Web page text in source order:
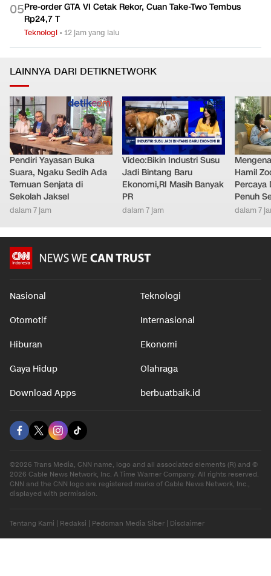
05Pre-order GTA VI Cetak Rekor, Cuan Take-Two Tembus
Rp24,7 T
Teknologi •12 jam yang lalu
LAINNYA DARI DETIKNETWORK
Pendiri Yayasan Buka
Suara, Ngaku Sedih Ada
Temuan Senjata di
Sekolah Jaksel
dalam 7 jam
Video:Bikin Industri Susu
Jadi Bintang Baru
Ekonomi,RI Masih Banyak
PR
dalam 7 jam
Hamil
Percaya
Penuh
dalam 7
Nasional Teknologi
Otomotif Internasional
Hiburan Ekonomi
Gaya Hidup Olahraga
Download Apps berbuatbaik.id
©2026 Trans Media, CNN name, logo and all associated elements (R) and ©
2026 Cable News Network, Inc. A Time Warner Company. All rights reserved.
CNN and the CNN logo are registered marks of Cable News Network, Inc.,
displayed with permission.
Tentang Kami | Redaksi | Pedoman Media Siber | Disclaimer